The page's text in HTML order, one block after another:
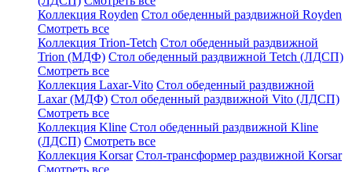
Коллекция Royden Стол обеденный раздвижной Royden
Смотреть все
Коллекция Trion-Tetch Стол обеденный раздвижной
Trion (МДФ) Стол обеденный раздвижной Tetch (ЛДСП)
Смотреть все
Коллекция Laxar-Vito Стол обеденный раздвижной
Laxar (МДФ) Стол обеденный раздвижной Vito (ЛДСП)
Смотреть все
Коллекция Kline Стол обеденный раздвижной Kline
(ЛДСП) Смотреть все
Коллекция Korsar Стол-трансформер раздвижной Korsar
Смотреть все